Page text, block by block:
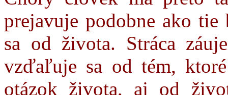
prejavuje podobne ako
sa od života. Stráca
vzďaľuje sa od tém,
otázok života, aj od